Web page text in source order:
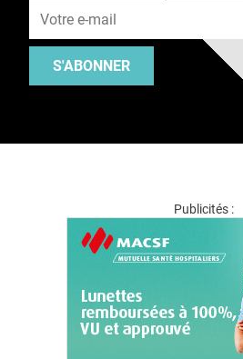
S'ABONNER
Publicités :